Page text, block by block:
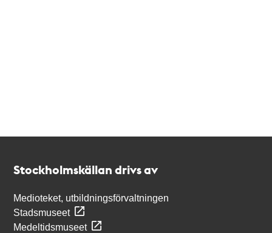
Stockholmskällan drivs av
Medioteket, utbildningsförvaltningen
Stadsmuseet
Medeltidsmuseet